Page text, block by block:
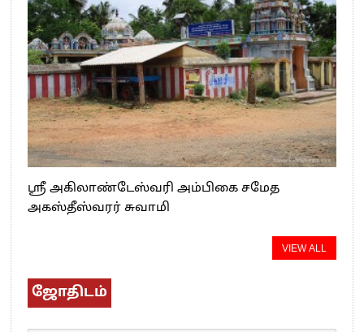
ஸ்ரீ அகிலாண்டேஸ்வரி அம்பிகை சமேத
அகஸ்தீஸ்வரர் சுவாமி
VIEW ALL
ஜோதிடம்